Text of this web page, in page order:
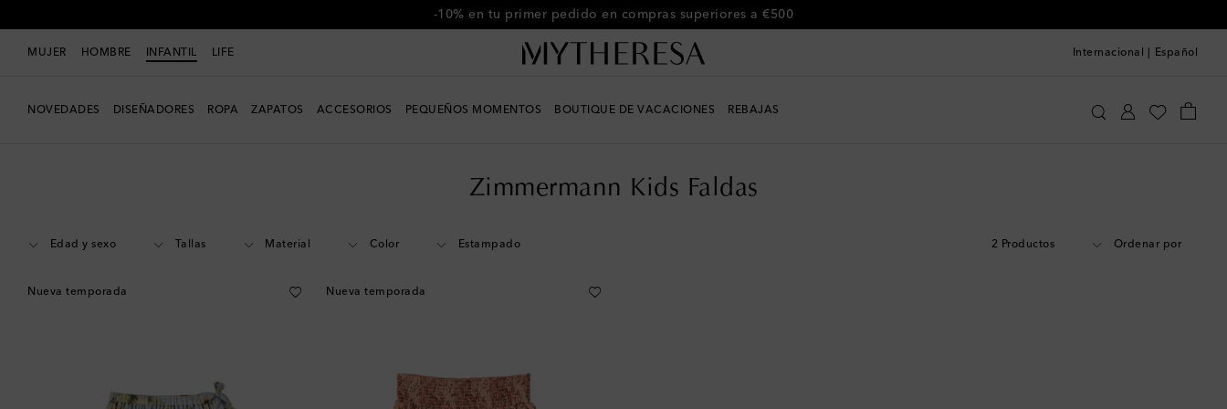
-10% en tu primer pedido en compras superiores a €500
MUJER HOMBRE INFANTIL LIFE Internacional Español
NOVEDADES DISEÑADORES ROPA ZAPATOS ACCESORIOS PEQUEÑOS MOMENTOS BOUTIQUE DE VACACIONES REBAJAS
Zimmermann Kids Faldas
Edad y sexo Tallas Material Color Estampado 2 Productos Ordenar por
Nueva temporada Nueva temporada